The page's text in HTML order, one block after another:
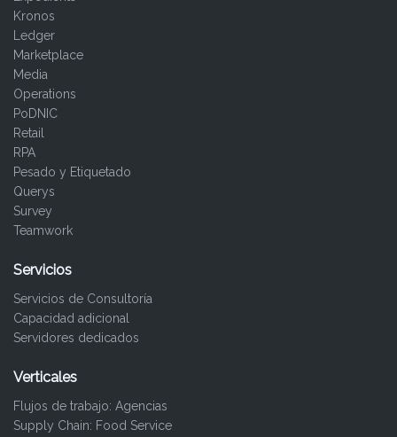
Kronos
Ledger
Marketplace
Media
Operations
PoDNIC
Retail
RPA
Pesado y Etiquetado
Querys
Survey
Teamwork
Servicios
Servicios de Consultoría
Capacidad adicional
Servidores dedicados
Verticales
Flujos de trabajo: Agencias
Supply Chain: Food Service